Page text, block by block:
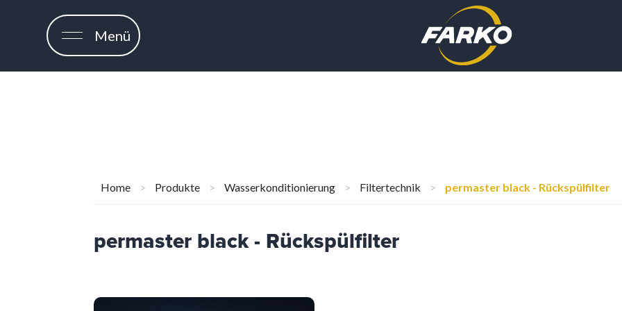
Menü
Home > Produkte > Wasserkonditionierung > Filtertechnik > permaster black - Rückspülfilter
permaster black - Rückspülfilter